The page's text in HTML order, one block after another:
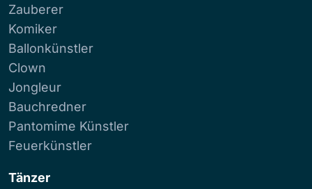
Zauberer
Komiker
Ballonkünstler
Clown
Jongleur
Bauchredner
Pantomime Künstler
Feuerkünstler
Tänzer